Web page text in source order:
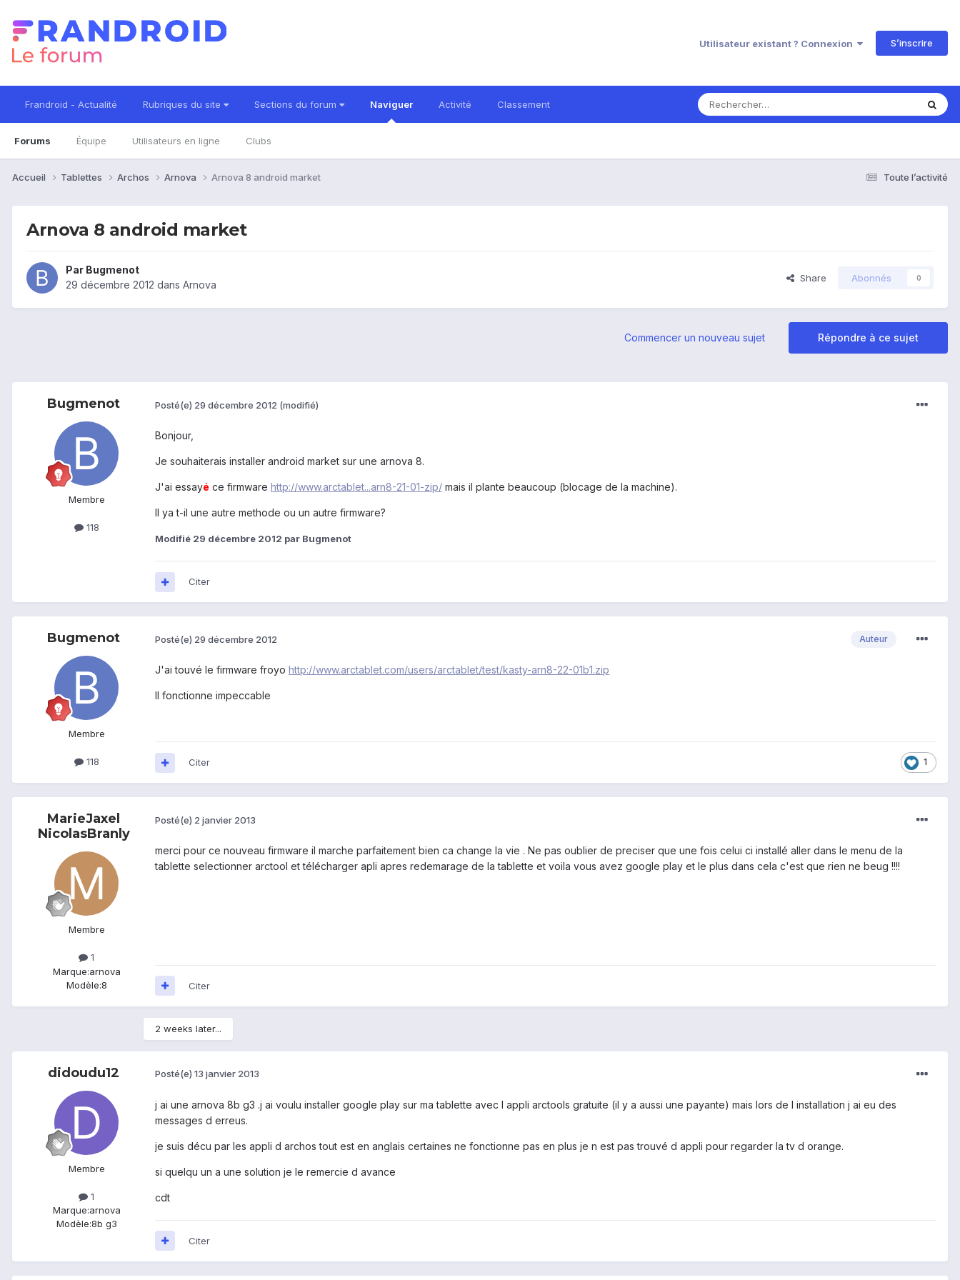
Utilisateur existant ? Connexion S’inscrire
Frandroid - Actualité Rubriques du site Sections du forum Naviguer
Forums Équipe Utilisateurs en ligne Clubs
Activité Classement
Toute l’activité
Accueil Tablettes Archos Arnova Arnova 8 android market
Arnova 8 android market
Par Bugmenot
29 décembre 2012 dans Arnova
Share Abonnés 0
Répondre à ce sujet
Commencer un nouveau sujet
Bugmenot
Membre
118
Posté(e) 29 décembre 2012 (modifié)
Bonjour,
Je souhaiterais installer android market sur une arnova 8.
J'ai essayé ce firmware http://www.arctablet...arn8-21-01-zip/ mais il plante beaucoup (blocage de la machine).
Il ya t-il une autre methode ou un autre firmware?
Modifié 29 décembre 2012 par Bugmenot
Citer
Bugmenot
Membre
118
Auteur
Posté(e) 29 décembre 2012
J'ai touvé le firmware froyo http://www.arctablet.com/users/arctablet/test/kasty-arn8-22-01b1.zip
Il fonctionne impeccable
1
Citer
MarieJaxel
NicolasBranly
Membre
1
Marque:arnova
Modèle:8
Posté(e) 2 janvier 2013
merci pour ce nouveau firmware il marche parfaitement bien ca change la vie . Ne pas oublier de preciser que une fois celui ci installé aller dans le menu de la
tablette selectionner arctool et télécharger apli apres redemarage de la tablette et voila vous avez google play et le plus dans cela c'est que rien ne beug !!!!
Citer
2 weeks later...
didoudu12
Membre
1
Marque:arnova
Modèle:8b g3
Posté(e) 13 janvier 2013
j ai une arnova 8b g3 .j ai voulu installer google play sur ma tablette avec l appli arctools gratuite (il y a aussi une payante) mais lors de l installation j ai eu des
messages d erreus.
je suis décu par les appli d archos tout est en anglais certaines ne fonctionne pas en plus je n est pas trouvé d appli pour regarder la tv d orange.
si quelqu un a une solution je le remercie d avance
cdt
Citer